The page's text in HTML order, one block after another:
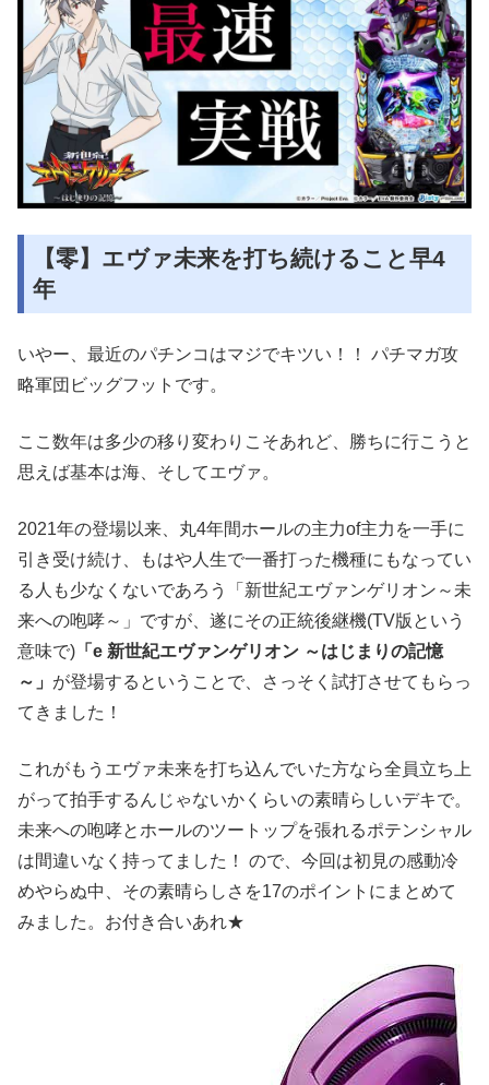
【零】エヴァ未来を打ち続けること早4
年
いやー、最近のパチンコはマジでキツい！！ パチマガ攻
略軍団ビッグフットです。
ここ数年は多少の移り変わりこそあれど、勝ちに行こうと
思えば基本は海、そしてエヴァ。
2021年の登場以来、丸4年間ホールの主力of主力を一手に
引き受け続け、もはや人生で一番打った機種にもなってい
る人も少なくないであろう「 新世紀エヴァンゲリオン～未
来への咆哮～」ですが、遂にその正統後継機(TV版という
意味で) 「e 新世紀エヴァンゲリオン ～はじまりの記憶
～」 が登場するということで、さっそく試打させてもらっ
てきました！
これがもうエヴァ未来を打ち込んでいた方なら全員立ち上
がって拍手するんじゃないかくらいの素晴らしいデキで。
未来への咆哮とホールのツートップを張れるポテンシャル
は間違いなく持ってました！ ので、今回は初見の感動冷
めやらぬ中、その素晴らしさを17のポイントにまとめて
みました。お付き合いあれ★